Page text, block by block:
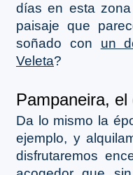
días en esta
paisaje que
soñado con un
Veleta?
Pampaneira,
Da lo mismo la
ejemplo, y
disfrutaremos